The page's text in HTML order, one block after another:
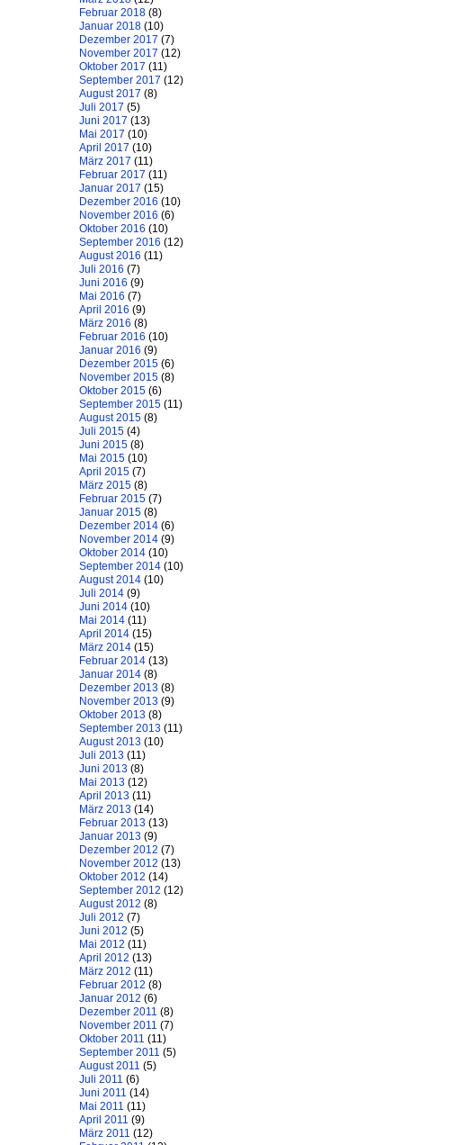
Februar 2018 (8)
Januar 2018 (10)
Dezember 2017 (7)
November 2017 (12)
Oktober 2017 (11)
September 2017 (12)
August 2017 (8)
Juli 2017 (5)
Juni 2017 (13)
Mai 2017 (10)
April 2017 (10)
März 2017 (11)
Februar 2017 (11)
Januar 2017 (15)
Dezember 2016 (10)
November 2016 (6)
Oktober 2016 (10)
September 2016 (12)
August 2016 (11)
Juli 2016 (7)
Juni 2016 (9)
Mai 2016 (7)
April 2016 (9)
März 2016 (8)
Februar 2016 (10)
Januar 2016 (9)
Dezember 2015 (6)
November 2015 (8)
Oktober 2015 (6)
September 2015 (11)
August 2015 (8)
Juli 2015 (4)
Juni 2015 (8)
Mai 2015 (10)
April 2015 (7)
März 2015 (8)
Februar 2015 (7)
Januar 2015 (8)
Dezember 2014 (6)
November 2014 (9)
Oktober 2014 (10)
September 2014 (10)
August 2014 (10)
Juli 2014 (9)
Juni 2014 (10)
Mai 2014 (11)
April 2014 (15)
März 2014 (15)
Februar 2014 (13)
Januar 2014 (8)
Dezember 2013 (8)
November 2013 (9)
Oktober 2013 (8)
September 2013 (11)
August 2013 (10)
Juli 2013 (11)
Juni 2013 (8)
Mai 2013 (12)
April 2013 (11)
März 2013 (14)
Februar 2013 (13)
Januar 2013 (9)
Dezember 2012 (7)
November 2012 (13)
Oktober 2012 (14)
September 2012 (12)
August 2012 (8)
Juli 2012 (7)
Juni 2012 (5)
Mai 2012 (11)
April 2012 (13)
März 2012 (11)
Februar 2012 (8)
Januar 2012 (6)
Dezember 2011 (8)
November 2011 (7)
Oktober 2011 (11)
September 2011 (5)
August 2011 (5)
Juli 2011 (6)
Juni 2011 (14)
Mai 2011 (11)
April 2011 (9)
März 2011 (12)